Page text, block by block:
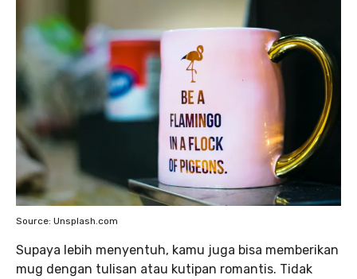
Source: Unsplash.com
Supaya lebih menyentuh, kamu juga bisa memberikan
mug dengan tulisan atau kutipan romantis. Tidak